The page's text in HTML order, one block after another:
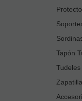
Tapón
Tudeles